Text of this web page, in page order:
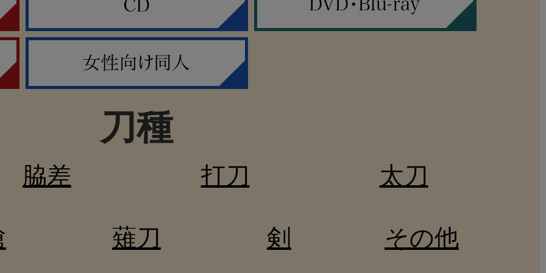
刀種
脇差 打刀
太刀
薙刀 剣 その他